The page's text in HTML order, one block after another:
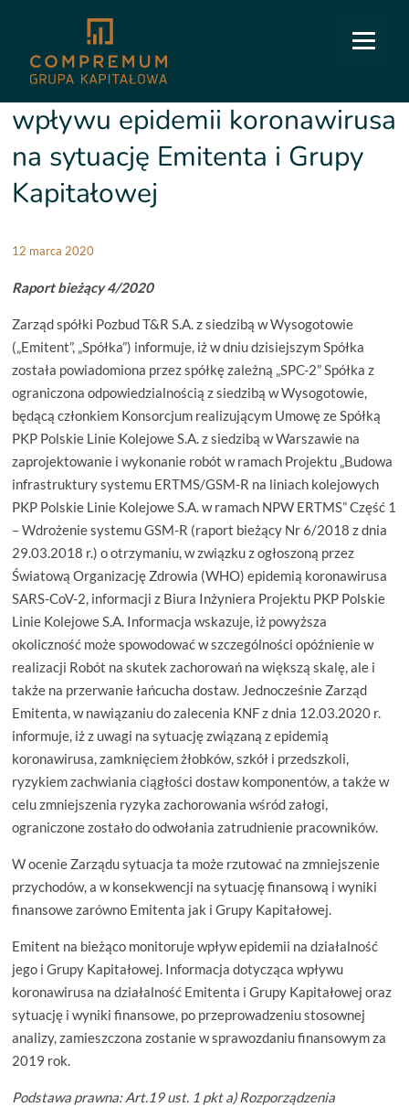
Relacje inwestorskie
epidemii koronawirusa na sytuację Emitenta i Grupy Kapitałowej
4/2020 Informacja dot.
wpływu epidemii koronawirusa
na sytuację Emitenta i Grupy
Kapitałowej
12 marca 2020
Raport bieżący 4/2020
Zarząd spółki Pozbud T&R S.A. z siedzibą w Wysogotowie
(„Emitent”, „Spółka”) informuje, iż w dniu dzisiejszym Spółka
została powiadomiona przez spółkę zależną „SPC-2” Spółka z
ograniczona odpowiedzialnością z siedzibą w Wysogotowie,
będącą członkiem Konsorcjum realizującym Umowę ze Spółką
PKP Polskie Linie Kolejowe S.A. z siedzibą w Warszawie na
zaprojektowanie i wykonanie robót w ramach Projektu „Budowa
infrastruktury systemu ERTMS/GSM-R na liniach kolejowych
PKP Polskie Linie Kolejowe S.A. w ramach NPW ERTMS” Część 1
– Wdrożenie systemu GSM-R (raport bieżący Nr 6/2018 z dnia
29.03.2018 r.) o otrzymaniu, w związku z ogłoszoną przez
Światową Organizację Zdrowia (WHO) epidemią koronawirusa
SARS-CoV-2, informacji z Biura Inżyniera Projektu PKP Polskie
Linie Kolejowe S.A. Informacja wskazuje, iż powyższa
okoliczność może spowodować w szczególności opóźnienie w
realizacji Robót na skutek zachorowań na większą skalę, ale i
także na przerwanie łańcucha dostaw. Jednocześnie Zarząd
Emitenta, w nawiązaniu do zalecenia KNF z dnia 12.03.2020 r.
informuje, iż z uwagi na sytuację związaną z epidemią
koronawirusa, zamknięciem żłobków, szkół i przedszkoli,
ryzykiem zachwiania ciągłości dostaw komponentów, a także w
celu zmniejszenia ryzyka zachorowania wśród załogi,
ograniczone zostało do odwołania zatrudnienie pracowników.
W ocenie Zarządu sytuacja ta może rzutować na zmniejszenie
przychodów, a w konsekwencji na sytuację finansową i wyniki
finansowe zarówno Emitenta jak i Grupy Kapitałowej.
Emitent na bieżąco monitoruje wpływ epidemii na działalność
jego i Grupy Kapitałowej. Informacja dotycząca wpływu
koronawirusa na działalność Emitenta i Grupy Kapitałowej oraz
sytuację i wyniki finansowe, po przeprowadzeniu stosownej
analizy, zamieszczona zostanie w sprawozdaniu finansowym za
2019 rok.
Podstawa prawna: Art.19 ust. 1 pkt a) Rozporządzenia